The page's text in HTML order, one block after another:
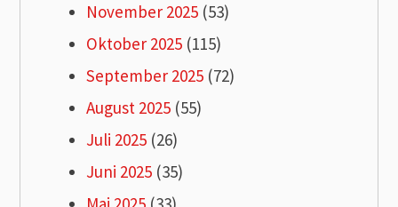
November 2025 (53)
Oktober 2025 (115)
September 2025 (72)
August 2025 (55)
Juli 2025 (26)
Juni 2025 (35)